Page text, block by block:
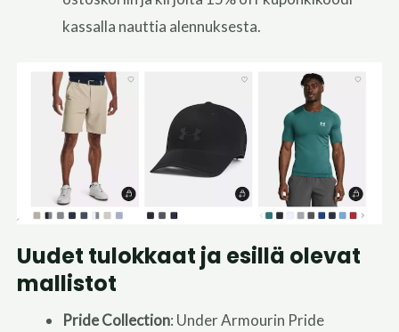
kassalla nauttia alennuksesta.
Uudet tulokkaat ja esillä olevat
mallistot
Pride Collection: Under Armourin Pride